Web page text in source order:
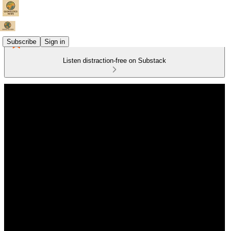
Subscribe Sign in
Listen distraction-free on Substack